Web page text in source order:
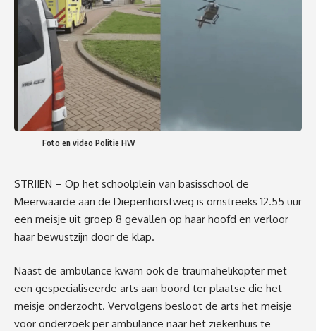
Foto en video Politie HW
STRIJEN – Op het schoolplein van basisschool de
Meerwaarde aan de Diepenhorstweg is omstreeks 12.55 uur
een meisje uit groep 8 gevallen op haar hoofd en verloor
haar bewustzijn door de klap.
Naast de ambulance kwam ook de traumahelikopter met
een gespecialiseerde arts aan boord ter plaatse die het
meisje onderzocht. Vervolgens besloot de arts het meisje
voor onderzoek per ambulance naar het ziekenhuis te